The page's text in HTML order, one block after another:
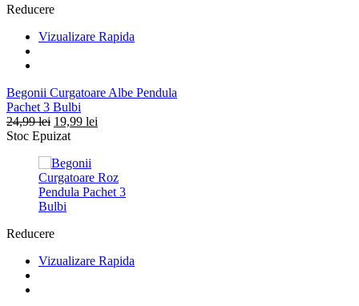
Reducere
Vizualizare Rapida
Begonii Curgatoare Albe Pendula
Pachet 3 Bulbi
24,99lei Prețul
inițial
fost:
24,99 lei.
19,99 lei
Stoc Epuizat
Reducere
Vizualizare Rapida